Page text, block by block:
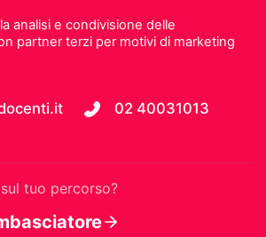
analisi e condivisione delle
partner terzi per motivi di marketing
02 40031013
tuo percorso?